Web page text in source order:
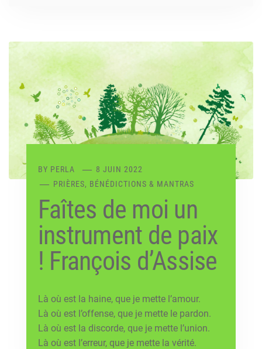
BY PERLA
8 JUIN 2022
PRIÈRES, BÉNÉDICTIONS & MANTRAS
Faîtes de moi un
instrument de paix
! François d’Assise
Là où est la haine, que je mette l’amour.
Là où est l’offense, que je mette le pardon.
Là où est la discorde, que je mette l’union.
Là où est l’erreur, que je mette la vérité.